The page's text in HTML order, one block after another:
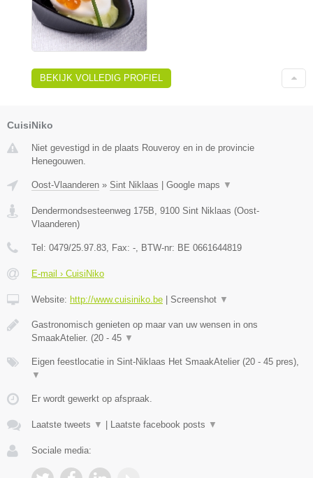
BEKIJK VOLLEDIG PROFIEL
CuisiNiko
Niet gevestigd in de plaats Rouveroy en in de provincie
Henegouwen.
Oost-Vlaanderen » Sint Niklaas | Google maps ▼
Dendermondsesteenweg 175B 9100 Sint Niklaas (Oost-
Vlaanderen)
Tel: 0479/25.97.83 , Fax: - , BTW-nr: BE 0661644819
E-mail › CuisiNiko
Website: http://www.cuisiniko.be | Screenshot ▼
Gastronomisch genieten op maar van uw wensen in ons
SmaakAtelier. (20 - 45 ▼
Eigen feestlocatie in Sint-Niklaas Het SmaakAtelier (20 - 45 pres),
▼
Er wordt gewerkt op afspraak.
Laatste tweets ▼ | Laatste facebook posts ▼
Sociale media: